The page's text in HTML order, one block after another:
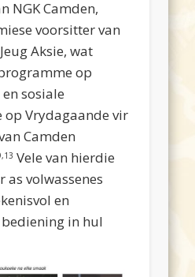
NGK Camden,
voorsitter van
Aksie, wat
op
sosiale
Vrydagaande vir
Camden
Vele van hierdie
as volwassenes
en
in hul